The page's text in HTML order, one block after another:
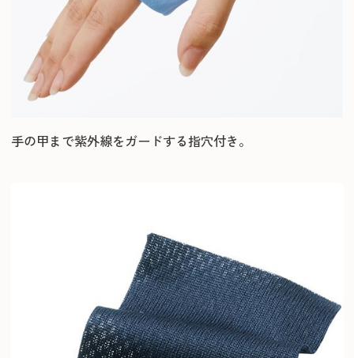
手の甲まで紫外線をガードする指穴付き。